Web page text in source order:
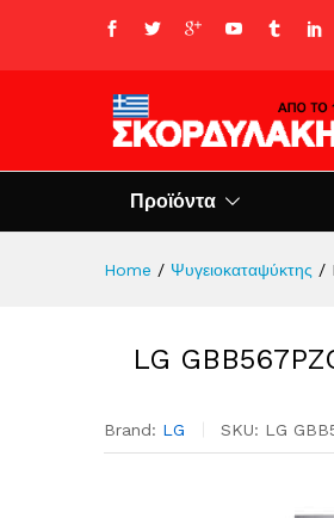
Προϊόντα
Home / Ψυγειοκαταψύκτης /
LG
Brand: LG SKU: LG